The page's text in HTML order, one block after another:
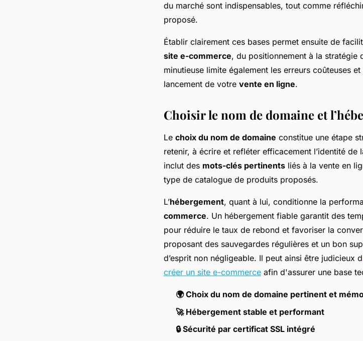
du marché sont indispensables, tout comme
proposé.
Établir clairement ces bases permet ensuite de
site e-commerce, du positionnement à la stratégie
minutieuse limite également les erreurs coûteuses
lancement de votre vente en ligne.
Choisir le nom de domaine et
Le choix du nom de domaine constitue une étape
retenir, à écrire et refléter efficacement l’identité de
inclut des mots-clés pertinents liés à la vente en
type de catalogue de produits proposés.
L’hébergement, quant à lui, conditionne la
commerce. Un hébergement fiable garantit des
pour réduire le taux de rebond et favoriser la
proposant des sauvegardes régulières et un bon
d’esprit non négligeable. Il peut ainsi être judicieux
créer un site e-commerce afin d'assurer une base
🌍 Choix du nom de domaine pertinent et
🚀 Hébergement stable et performant
🔒 Sécurité par certificat SSL intégré